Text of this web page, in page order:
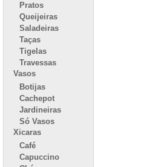
Pratos
Queijeiras
Saladeiras
Taças
Tigelas
Travessas
Vasos
Botijas
Cachepot
Jardineiras
Só Vasos
Xicaras
Café
Capuccino